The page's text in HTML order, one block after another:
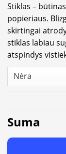
Stiklas –
popieriaus.
skirtingai
stiklas labiau
atspindys
Suma